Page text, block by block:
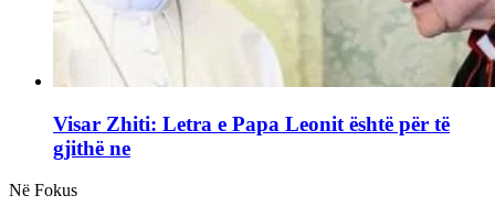
Visar Zhiti: Letra e Papa Leonit është për të
gjithë ne
Në Fokus